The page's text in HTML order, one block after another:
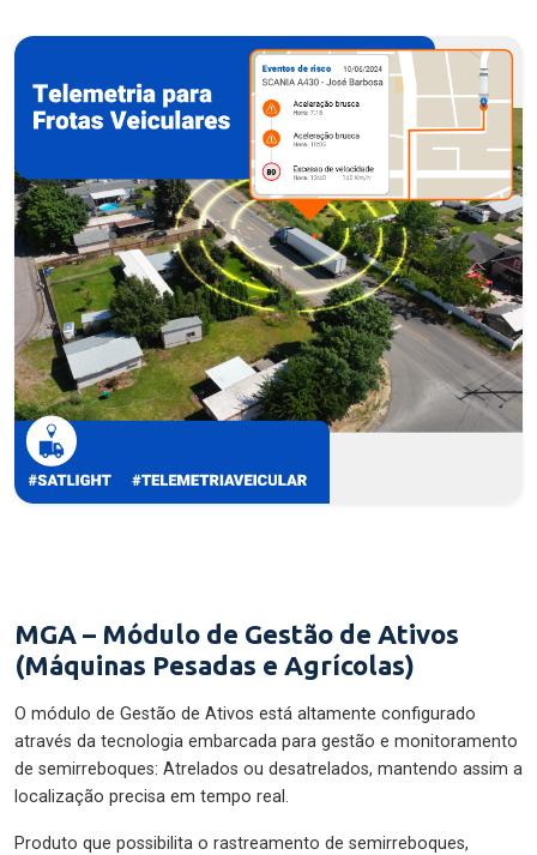
MGA – Módulo de Gestão de Ativos
(Máquinas Pesadas e Agrícolas)
O módulo de Gestão de Ativos está altamente configurado
através da tecnologia embarcada para gestão e monitoramento
de semirreboques: Atrelados ou desatrelados, mantendo assim a
localização precisa em tempo real.
Produto que possibilita o rastreamento de semirreboques,